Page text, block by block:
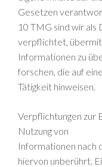
Gesetzen
10 TMG sind wir
verpflichtet,
Informationen zu
forschen, die auf
Tätigkeit hinweisen.
Verpflichtungen zur
Nutzung von
Informationen nach
hiervon unberührt.